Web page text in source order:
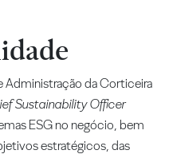
da Corticeira
Sustainability Officer
ESG no negócio, bem
estratégicos, das